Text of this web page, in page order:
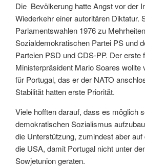
Die Bevölkerung hatte Angst vor der
Wiederkehr einer autoritären Diktatur.
Parlamentswahlen 1976 zu
Sozialdemokratischen Partei PS und
Parteien PSD und CDS-PP. Der erste
Ministerpräsident Mario Soares wollte
für Portugal, das er der NATO
Stabilität hatten erste Priorität.
Viele hofften darauf, dass es möglich
demokratischen Sozialismus
die Unterstützung, zumindest aber
die USA, damit Portugal nicht unter
Sowjetunion geraten.